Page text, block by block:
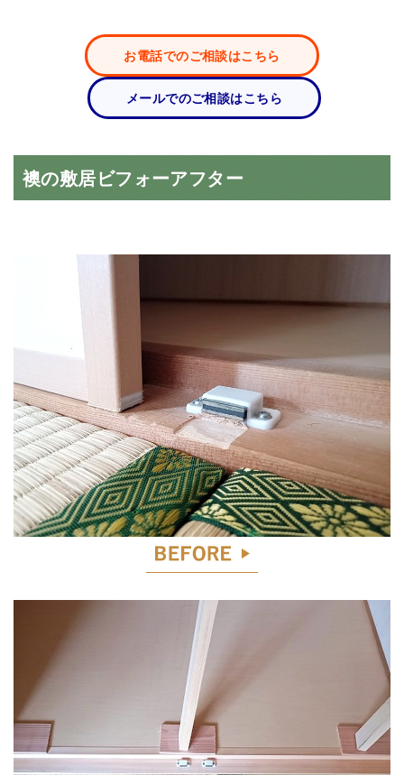
お電話でのご相談はこちら
メールでのご相談はこちら
襖の敷居ビフォーアフター